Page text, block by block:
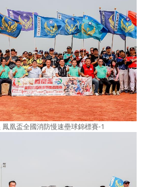
凰盃全國消防慢速壘球錦標賽-1